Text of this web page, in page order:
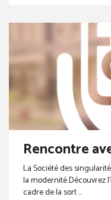
Rencontre
La Société des
la modernité Découvrez
cadre de la sort ...